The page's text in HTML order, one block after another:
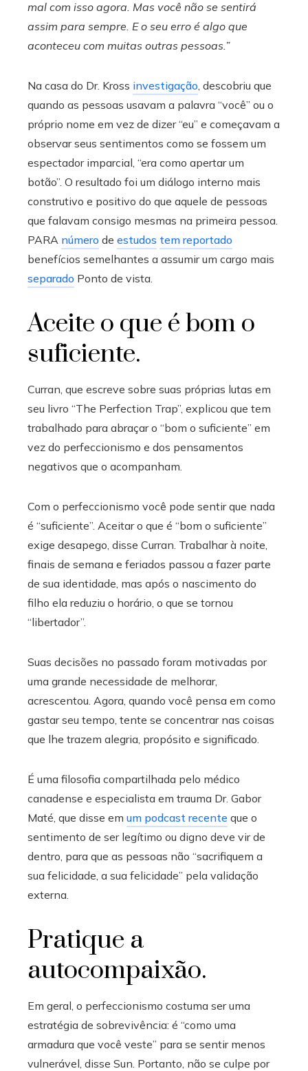
mal com isso agora. Mas você não se sentirá
assim para sempre. E o seu erro é algo que
aconteceu com muitas outras pessoas.”
Na casa do Dr. Kross investigação , descobriu que
quando as pessoas usavam a palavra “você” ou o
próprio nome em vez de dizer “eu” e começavam a
observar seus sentimentos como se fossem um
espectador imparcial, “era como apertar um
botão”. O resultado foi um diálogo interno mais
construtivo e positivo do que aquele de pessoas
que falavam consigo mesmas na primeira pessoa.
PARA número de estudos tem reportado
benefícios semelhantes a assumir um cargo mais
separado Ponto de vista.
Aceite o que é bom o
suficiente.
Curran, que escreve sobre suas próprias lutas em
seu livro “The Perfection Trap”, explicou que tem
trabalhado para abraçar o “bom o suficiente” em
vez do perfeccionismo e dos pensamentos
negativos que o acompanham.
Com o perfeccionismo você pode sentir que nada
é “suficiente”. Aceitar o que é “bom o suficiente”
exige desapego, disse Curran. Trabalhar à noite,
finais de semana e feriados passou a fazer parte
de sua identidade, mas após o nascimento do
filho ela reduziu o horário, o que se tornou
“libertador”.
Suas decisões no passado foram motivadas por
uma grande necessidade de melhorar,
acrescentou. Agora, quando você pensa em como
gastar seu tempo, tente se concentrar nas coisas
que lhe trazem alegria, propósito e significado.
É uma filosofia compartilhada pelo médico
canadense e especialista em trauma Dr. Gabor
Maté, que disse em um podcast recente que o
sentimento de ser legítimo ou digno deve vir de
dentro, para que as pessoas não “sacrifiquem a
sua felicidade, a sua felicidade” pela validação
externa.
Pratique a
autocompaixão.
Em geral, o perfeccionismo costuma ser uma
estratégia de sobrevivência: é “como uma
armadura que você veste” para se sentir menos
vulnerável, disse Sun. Portanto, não se culpe por